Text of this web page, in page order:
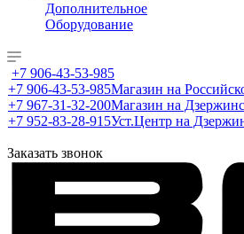
Дополнительное
Оборудование
+7 906-43-53-985
+7 906-43-53-985Магазин на
+7 967-31-32-200Магазин на
+7 952-83-28-915Уст.Центр на
Заказать звонок